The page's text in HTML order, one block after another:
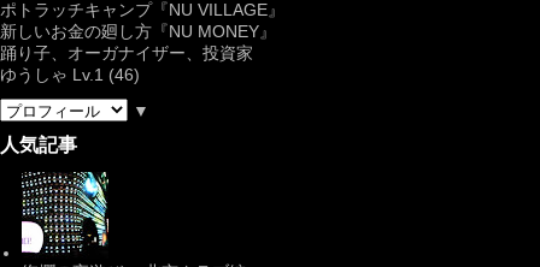
ポトラッチキャンプ『NU VILLAGE』
新しいお金の廻し方『NU MONEY』
踊り子、オーガナイザー、投資家
ゆうしゃ Lv.1 (46)
▼
人気記事